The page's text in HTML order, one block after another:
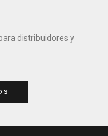
distribuidores y